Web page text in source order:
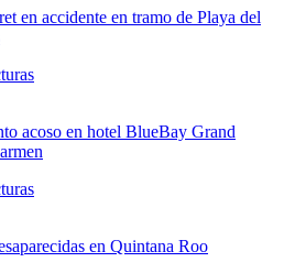
en accidente en tramo de Playa del
acoso en hotel BlueBay Grand
en Quintana Roo